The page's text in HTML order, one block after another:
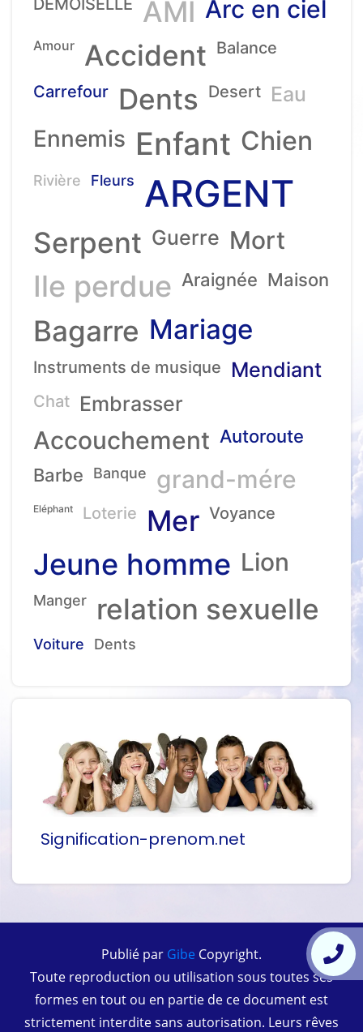
AMI Arc en ciel
Amour Accident Balance
Carrefour Dents Desert Eau
Ennemis Enfant Chien
Rivière Fleurs ARGENT
Serpent Guerre Mort
Ile perdue Araignée Maison
Bagarre Mariage
Instruments de musique Mendiant
Chat Embrasser
Accouchement Autoroute
Barbe
Banque grand-mére
Eléphant Loterie Mer Voyance
Jeune homme Lion
Manger relation sexuelle
Voiture Dents
Signification-prenom.net
Publié par Gibe Copyright.
Toute reproduction ou utilisation sous toutes ses
formes en tout ou en partie de ce document est
strictement interdite sans autorisation. Leurs rêves